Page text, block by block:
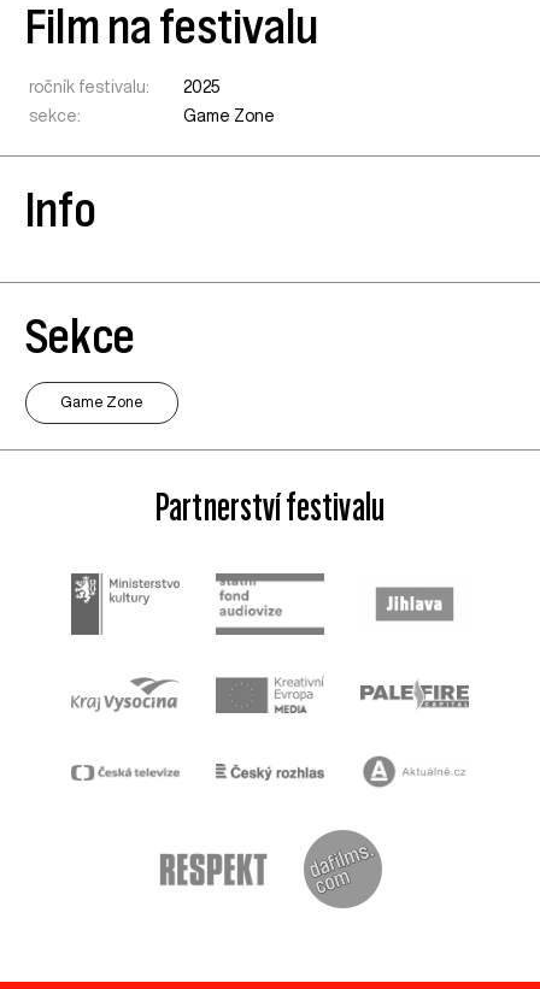
Film na festivalu
ročník festivalu:
2025
sekce:
Game Zone
Info
Sekce
Game Zone
Partnerství festivalu